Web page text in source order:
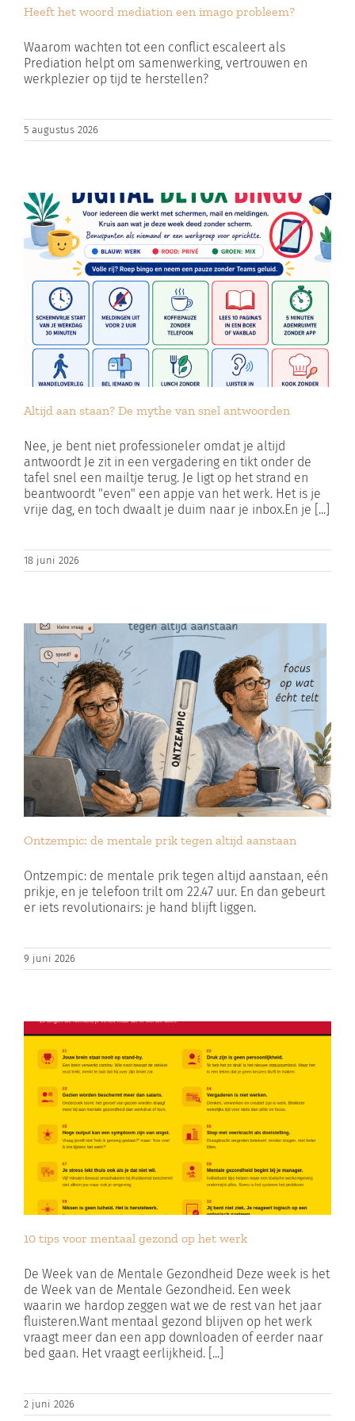
naar:
Winkelwagen
Heeft het woord mediation een imago probleem?
Waarom wachten tot een conflict escaleert als
Prediation helpt om samenwerking, vertrouwen en
werkplezier op tijd te herstellen?
5 augustus 2026
Altijd aan staan? De mythe van snel antwoorden
Nee, je bent niet professioneler omdat je altijd
antwoordt Je zit in een vergadering en tikt onder de
tafel snel een mailtje terug. Je ligt op het strand en
beantwoordt "even" een appje van het werk. Het is je
vrije dag, en toch dwaalt je duim naar je inbox.En je [...]
18 juni 2026
Ontzempic: de mentale prik tegen altijd aanstaan
Ontzempic: de mentale prik tegen altijd aanstaan, eén
prikje, en je telefoon trilt om 22.47 uur. En dan gebeurt
er iets revolutionairs: je hand blijft liggen.
9 juni 2026
10 tips voor mentaal gezond op het werk
De Week van de Mentale Gezondheid Deze week is het
de Week van de Mentale Gezondheid. Een week
waarin we hardop zeggen wat we de rest van het jaar
fluisteren.Want mentaal gezond blijven op het werk
vraagt meer dan een app downloaden of eerder naar
bed gaan. Het vraagt eerlijkheid. [...]
2 juni 2026